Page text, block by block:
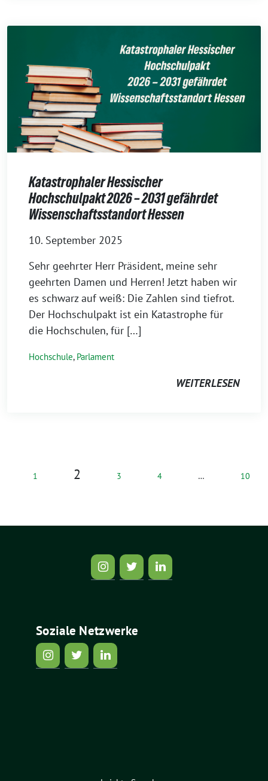
Katastrophaler Hessischer
Hochschulpakt 2026 – 2031 gefährdet
Wissenschaftsstandort Hessen
10. September 2025
Sehr geehrter Herr Präsident, meine sehr
geehrten Damen und Herren! Jetzt haben wir
es schwarz auf weiß: Die Zahlen sind tiefrot.
Der Hochschulpakt ist ein Katastrophe für
die Hochschulen, für […]
Hochschule, Parlament
WEITERLESEN
1 2 3 4 … 10
Soziale Netzwerke